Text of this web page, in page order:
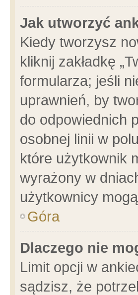
Jak utworzyć
Kiedy tworzysz
kliknij zakładkę
formularza; jeśli
uprawnień, by
do odpowiednich
osobnej linii w
które użytkownik
wyrażony w
użytkownicy
Góra
Dlaczego nie
Limit opcji w
sądzisz, że